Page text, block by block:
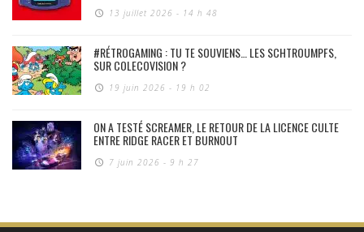
13 juillet 2026 - 14 h 48
#RÉTROGAMING : TU TE SOUVIENS… LES SCHTROUMPFS,
SUR COLECOVISION ?
19 juin 2026 - 19 h 02
ON A TESTÉ SCREAMER, LE RETOUR DE LA LICENCE CULTE
ENTRE RIDGE RACER ET BURNOUT
7 juin 2026 - 9 h 27